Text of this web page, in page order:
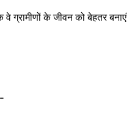
वे ग्रामीणों के जीवन को बेहतर बनाएं